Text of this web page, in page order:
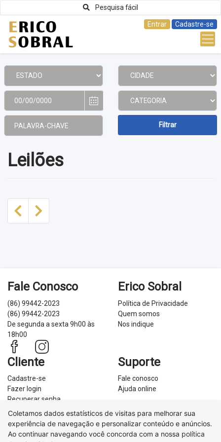
Pesquisa fácil
Entrar Cadastre-se
Leilões
Fale Conosco
(86) 99442-2023
(86) 99442-2023
De segunda a sexta 9h00 às
18h00
Erico Sobral
Política de Privacidade
Quem somos
Nos indique
Cliente
Cadastre-se
Fazer login
Recuperar senha
Suporte
Fale conosco
Ajuda online
Coletamos dados estatísticos de visitas para melhorar sua
experiência de navegação e personalizar conteúdo e anúncios.
Ao continuar navegando você concorda com a nossa política